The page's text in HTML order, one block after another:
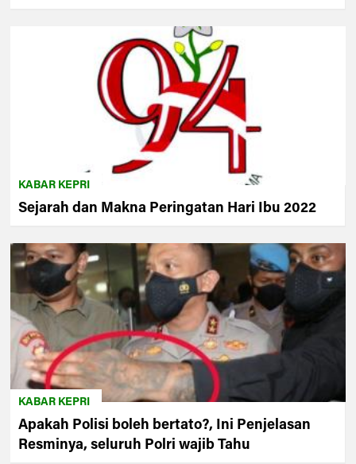
KABAR KEPRI
Sejarah dan Makna Peringatan Hari Ibu 2022
KABAR KEPRI
Apakah Polisi boleh bertato?, Ini Penjelasan
Resminya, seluruh Polri wajib Tahu